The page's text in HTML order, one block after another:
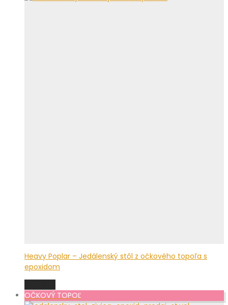
Heavy Poplar – Jedálenský stôl z očkového topoľa s
epoxidom
OČKOVÝ TOPOĽ